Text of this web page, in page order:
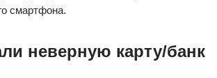
смартфона.
неверную карту/банк